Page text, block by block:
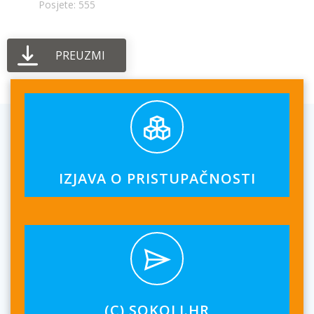
Posjete: 555
PREUZMI
IZJAVA O PRISTUPAČNOSTI
(C) SOKOLI.HR